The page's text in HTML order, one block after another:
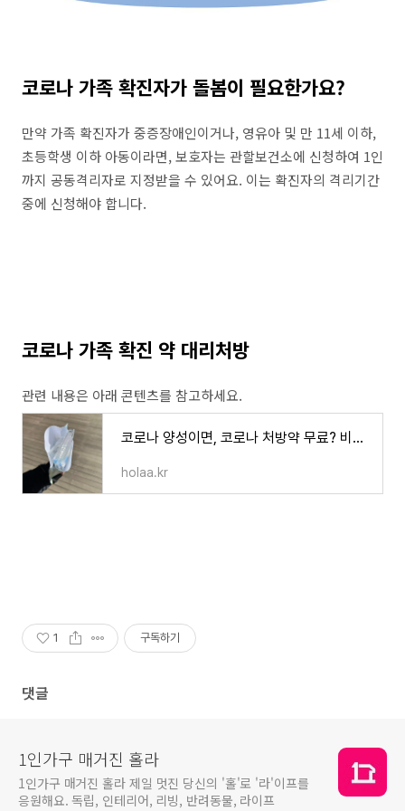
코로나 가족 확진자가 돌봄이 필요한가요?
만약 가족 확진자가 중증장애인이거나, 영유아 및 만 11세 이하,
초등학생 이하 아동이라면, 보호자는 관할보건소에 신청하여 1인
까지 공동격리자로 지정받을 수 있어요. 이는 확진자의 격리기간
중에 신청해야 합니다.
코로나 가족 확진 약 대리처방
관련 내용은 아래 콘텐츠를 참고하세요.
코로나 양성이면, 코로나 처방약 무료? 비대면 진료, 약 처방 방법
holaa.kr
1 구독하기
댓글
1인가구 매거진 홀라
1인가구 매거진 홀라 제일 멋진 당신의 '홀'로 '라'이프를
응원해요. 독립, 인테리어, 리빙, 반려동물, 라이프